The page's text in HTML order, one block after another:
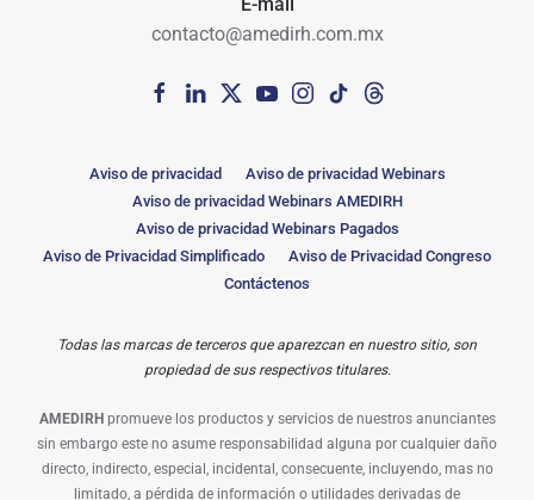
E-mail
contacto@amedirh.com.mx
Aviso de privacidad
Aviso de privacidad Webinars
Aviso de privacidad Webinars AMEDIRH
Aviso de privacidad Webinars Pagados
Aviso de Privacidad Simplificado
Aviso de Privacidad Congreso
Contáctenos
Todas las marcas de terceros que aparezcan en nuestro sitio, son
propiedad de sus respectivos titulares.
AMEDIRH promueve los productos y servicios de nuestros anunciantes
sin embargo este no asume responsabilidad alguna por cualquier daño
directo, indirecto, especial, incidental, consecuente, incluyendo, mas no
limitado, a pérdida de información o utilidades derivadas de